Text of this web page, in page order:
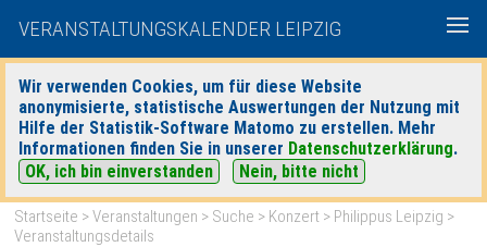
VERANSTALTUNGSKALENDER LEIPZIG
Wir verwenden Cookies, um für diese Website
anonymisierte, statistische Auswertungen der Nutzung mit
Hilfe der Statistik-Software Matomo zu erstellen. Mehr
Informationen finden Sie in unserer Datenschutzerklärung.
OK, ich bin einverstanden
Nein, bitte nicht
heute|morgen| Detaillierte Suche
Startseite >Veranstaltungen > Suche > Konzert > Philippus Leipzig >
Veranstaltungsdetails